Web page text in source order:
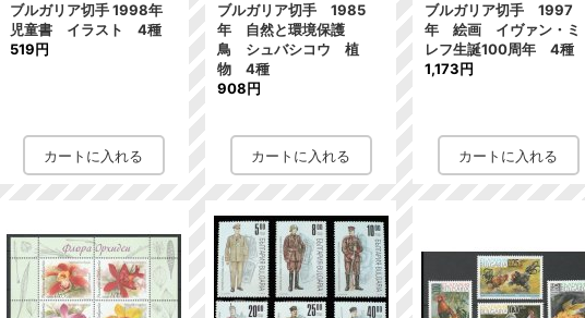
ブルガリア切手 1998年
児童書 イラスト 4種
519円
ブルガリア切手 1985
年 自然と環境保護
鳥 シュバシコウ 植
物 4種
908円
ブルガリア切手 1997
年 絵画 イヴァン・ミ
レフ生誕100周年 4種
1,173円